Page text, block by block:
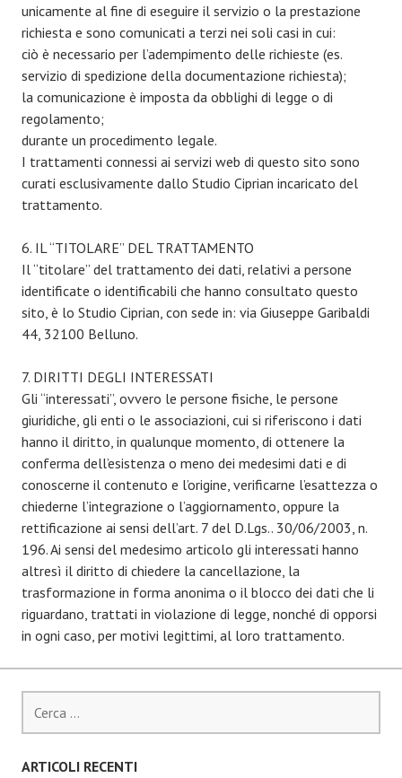
unicamente al fine di eseguire il servizio o la prestazione
richiesta e sono comunicati a terzi nei soli casi in cui:
ciò è necessario per l’adempimento delle richieste (es.
servizio di spedizione della documentazione richiesta);
la comunicazione è imposta da obblighi di legge o di
regolamento;
durante un procedimento legale.
I trattamenti connessi ai servizi web di questo sito sono
curati esclusivamente dallo Studio Ciprian incaricato del
trattamento.
6. IL “TITOLARE” DEL TRATTAMENTO
Il “titolare” del trattamento dei dati, relativi a persone
identificate o identificabili che hanno consultato questo
sito, è lo Studio Ciprian, con sede in: via Giuseppe Garibaldi
44, 32100 Belluno.
7. DIRITTI DEGLI INTERESSATI
Gli “interessati”, ovvero le persone fisiche, le persone
giuridiche, gli enti o le associazioni, cui si riferiscono i dati
hanno il diritto, in qualunque momento, di ottenere la
conferma dell’esistenza o meno dei medesimi dati e di
conoscerne il contenuto e l’origine, verificarne l’esattezza o
chiederne l’integrazione o l’aggiornamento, oppure la
rettificazione ai sensi dell’art. 7 del D.Lgs.. 30/06/2003, n.
196. Ai sensi del medesimo articolo gli interessati hanno
altresì il diritto di chiedere la cancellazione, la
trasformazione in forma anonima o il blocco dei dati che li
riguardano, trattati in violazione di legge, nonché di opporsi
in ogni caso, per motivi legittimi, al loro trattamento.
e
ARTICOLI RECENTI